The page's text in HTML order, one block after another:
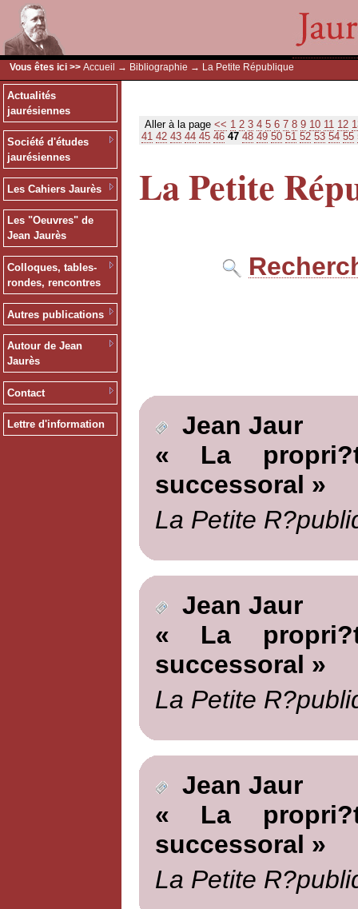
Vous êtes ici >> Accueil → Bibliographie → La Petite République
Actualités
jaurésiennes
Société d'études
jaurésiennes
Les Cahiers Jaurès
Les "Oeuvres" de
Jean Jaurès
Colloques, tables-
rondes, rencontres
Autres publications
Autour de Jean
Jaurès
Contact
Lettre d'information
Aller à la page << 1 2 3 4 5 6 7 8 9 10 11 12
41 42 43 44 45 46 47 48 49 50 51 52 53 54 55
La Petite
Jean Jaur
« La
successoral »
La Petite
Jean Jaur
« La
successoral »
La Petite
Jean Jaur
« La
successoral »
La Petite